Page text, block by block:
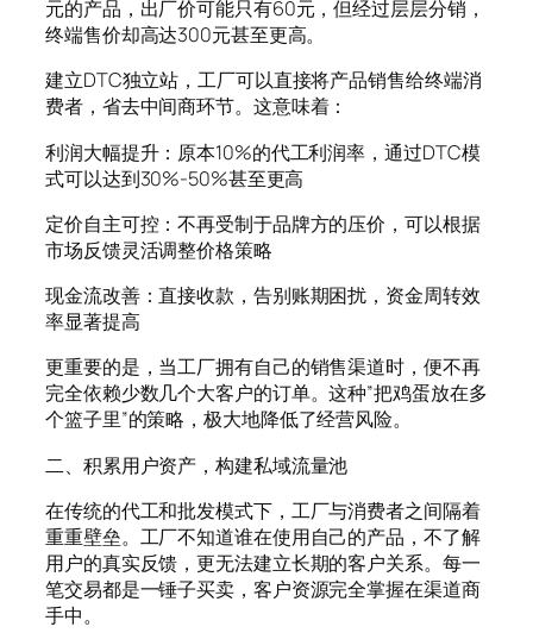
元的产品，出厂价可能只有60元，但经过层层分销，
终端售价却高达300元甚至更高。
建立DTC独立站，工厂可以直接将产品销售给终端消
费者，省去中间商环节。这意味着：
利润大幅提升：原本10%的代工利润率，通过DTC模
式可以达到30%-50%甚至更高
定价自主可控：不再受制于品牌方的压价，可以根据
市场反馈灵活调整价格策略
现金流改善：直接收款，告别账期困扰，资金周转效
率显著提高
更重要的是，当工厂拥有自己的销售渠道时，便不再
完全依赖少数几个大客户的订单。这种”把鸡蛋放在多
个篮子里”的策略，极大地降低了经营风险。
二、积累用户资产，构建私域流量池
在传统的代工和批发模式下，工厂与消费者之间隔着
重重壁垒。工厂不知道谁在使用自己的产品，不了解
用户的真实反馈，更无法建立长期的客户关系。每一
笔交易都是一锤子买卖，客户资源完全掌握在渠道商
手中。